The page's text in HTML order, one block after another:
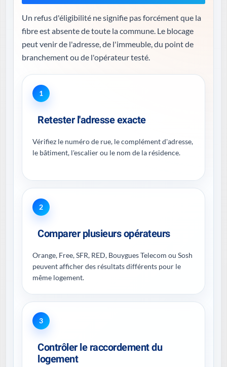
Un refus d'éligibilité ne signifie pas forcément que la
fibre est absente de toute la commune. Le blocage
peut venir de l'adresse, de l'immeuble, du point de
branchement ou de l'opérateur testé.
1
Retester l'adresse exacte
Vérifiez le numéro de rue, le complément d'adresse,
le bâtiment, l'escalier ou le nom de la résidence.
2
Comparer plusieurs opérateurs
Orange, Free, SFR, RED, Bouygues Telecom ou Sosh
peuvent afficher des résultats différents pour le
même logement.
3
Contrôler le raccordement du
logement